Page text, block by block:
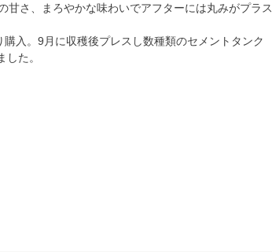
甘さ、まろやかな味わいでアフターには丸みがプラス
入。9月に収穫後プレスし数種類のセメントタンク
た。